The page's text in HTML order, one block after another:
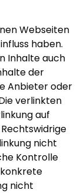
Webseiten
haben.
Inhalte auch
der
Anbieter oder
verlinkten
auf
nicht
Kontrolle
nicht